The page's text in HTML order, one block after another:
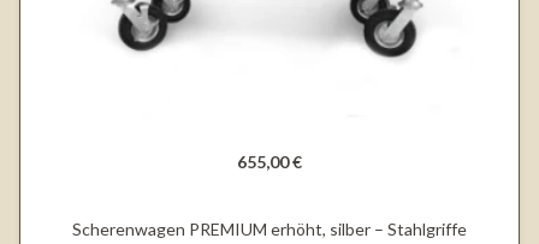
655,00 €
Scherenwagen PREMIUM erhöht, silber – Stahlgriffe